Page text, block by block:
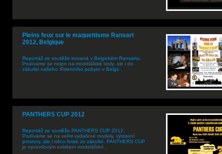
Pleins feux sur le maquettisme Ransart
2012, Belgique
Reportáž ze soutěže konané v Belgickém Ransartu.
Podíváme se nejen na modelářské stoly, ale i do
zákulisí našeho třídenního pobytu v Belgii.
PANTHERS CUP 2012
Reportáž ze soutěže PANTHERS CUP 2012.
Podíváme se na velmi vydařené modely, výstavní
prostory, ale i něco fotek ze zákulisí. PANTHERS CUP
je opravdovým svátkem modelářství…